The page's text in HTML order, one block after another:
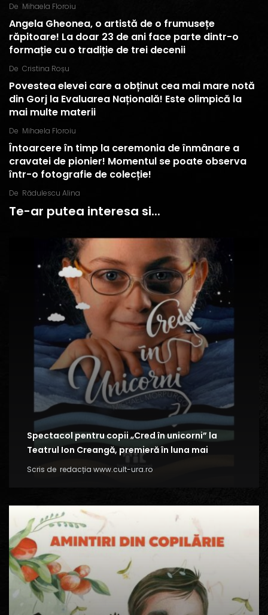
De Mihaela Floroiu
Angela Gheonea, o artistă de o frumusețe
răpitoare! La doar 23 de ani face parte dintr-o
formație cu o tradiție de trei decenii
De Cristina Roșu
Povestea elevei care a obținut cea mai mare notă
din Gorj la Evaluarea Națională! Este olimpică la
mai multe materii
De Mihaela Floroiu
Întoarcere în timp la ceremonia de înmânare a
cravatei de pionier! Momentul se poate observa
într-o fotografie de colecție!
De Rădulescu Alina
Te-ar putea interesa si...
Spectacol pentru copii „Cred în unicorni” la
Teatrul Ion Creangă, premieră în luna mai
Scris de redacția www.cult-ura.ro